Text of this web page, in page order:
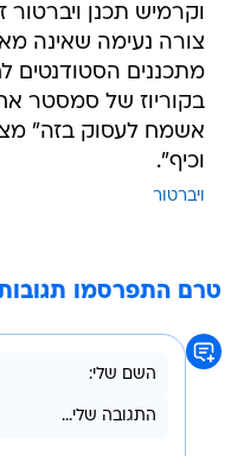
וקרמיש תכנן
צורה נעימה שאינה
מתכננים הסטודנטים
בקוריוז של סמסטר
אשמח לעסוק בזה"
וכיף".
ויברטור
טרם התפרסמו